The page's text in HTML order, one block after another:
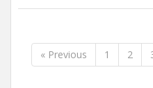
« Previous 1 2